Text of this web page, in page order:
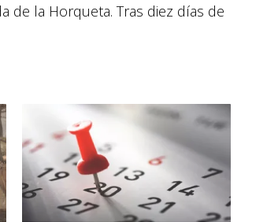
de la Horqueta. Tras diez días de